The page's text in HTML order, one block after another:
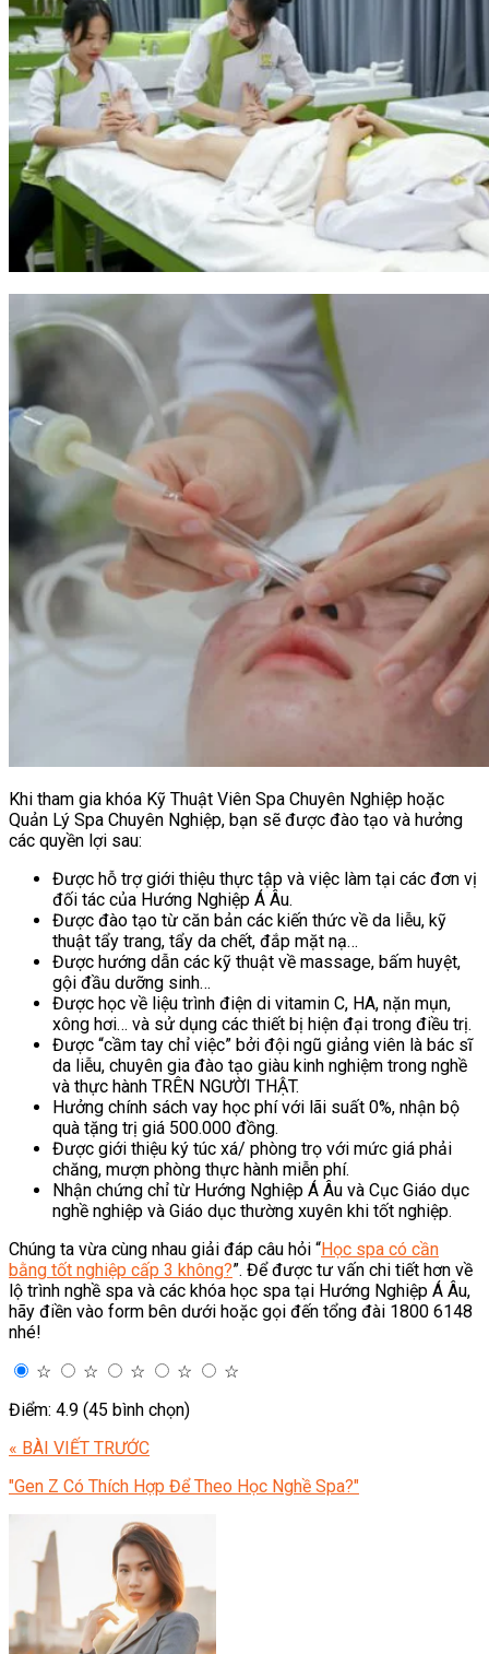
Khi tham gia khóa Kỹ Thuật Viên Spa Chuyên Nghiệp hoặc
Quản Lý Spa Chuyên Nghiệp, bạn sẽ được đào tạo và hưởng
các quyền lợi sau:
Được hỗ trợ giới thiệu thực tập và việc làm tại các đơn vị
đối tác của Hướng Nghiệp Á Âu.
Được đào tạo từ căn bản các kiến thức về da liễu, kỹ
thuật tẩy trang, tẩy da chết, đắp mặt nạ…
Được hướng dẫn các kỹ thuật về massage, bấm huyệt,
gội đầu dưỡng sinh…
Được học về liệu trình điện di vitamin C, HA, nặn mụn,
xông hơi… và sử dụng các thiết bị hiện đại trong điều trị.
Được “cầm tay chỉ việc” bởi đội ngũ giảng viên là bác sĩ
da liễu, chuyên gia đào tạo giàu kinh nghiệm trong nghề
và thực hành TRÊN NGƯỜI THẬT.
Hưởng chính sách vay học phí với lãi suất 0%, nhận bộ
quà tặng trị giá 500.000 đồng.
Được giới thiệu ký túc xá/ phòng trọ với mức giá phải
chăng, mượn phòng thực hành miễn phí.
Nhận chứng chỉ từ Hướng Nghiệp Á Âu và Cục Giáo dục
nghề nghiệp và Giáo dục thường xuyên khi tốt nghiệp.
Chúng ta vừa cùng nhau giải đáp câu hỏi “Học spa có cần
bằng tốt nghiệp cấp 3 không?”. Để được tư vấn chi tiết hơn về
lộ trình nghề spa và các khóa học spa tại Hướng Nghiệp Á Âu,
hãy điền vào form bên dưới hoặc gọi đến tổng đài 1800 6148
nhé!
☆
☆ ☆ ☆
☆
Điểm: 4.9 (45 bình chọn)
« BÀI VIẾT TRƯỚC
"Gen Z Có Thích Hợp Để Theo Học Nghề Spa?"